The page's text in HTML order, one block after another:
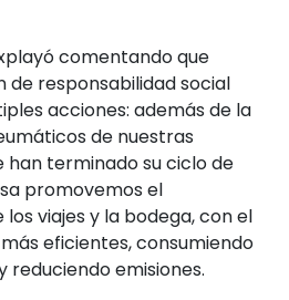
comentando que
responsabilidad social
acciones: además de la
de nuestras
han terminado su ciclo de
promovemos el
viajes y la bodega, con el
eficientes, consumiendo
reduciendo emisiones.